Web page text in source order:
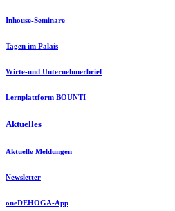
Inhouse-Seminare
Tagen im Palais
Wirte-und Unternehmerbrief
Lernplattform BOUNTI
Aktuelles
Aktuelle Meldungen
Newsletter
oneDEHOGA-App